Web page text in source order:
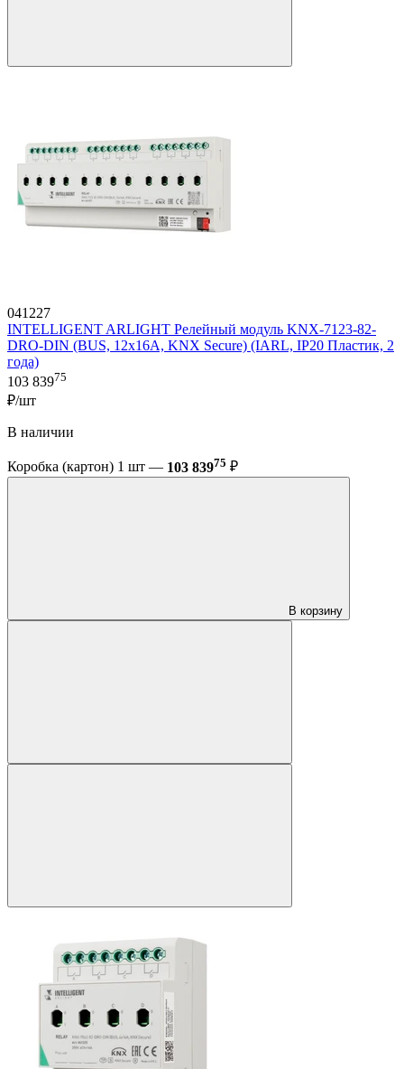
041227
INTELLIGENT ARLIGHT Релейный модуль KNX-7123-82-
DRO-DIN (BUS, 12x16A, KNX Secure) (IARL, IP20 Пластик, 2
года)
103 83975
₽/шт
В наличии
Коробка (картон) 1 шт — 103 83975 ₽
В корзину